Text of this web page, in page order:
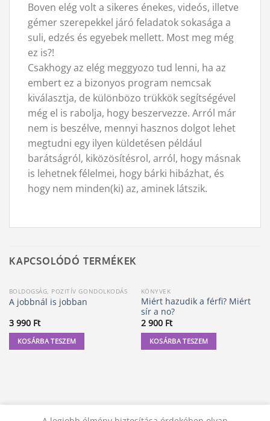
Boven elég volt a sikeres énekes, videós, illetve
gémer szerepekkel járó feladatok sokasága a
suli, edzés és egyebek mellett. Most meg még
ez is?!
Csakhogy az elég meggyozo tud lenni, ha az
embert ez a bizonyos program nemcsak
kiválasztja, de különbözo trükkök segítségével
még el is rabolja, hogy beszervezze. Arról már
nem is beszélve, mennyi hasznos dolgot lehet
megtudni egy ilyen küldetésen például
barátságról, kiközösítésrol, arról, hogy másnak
is lehetnek félelmei, hogy bárki hibázhat, és
hogy nem minden(ki) az, aminek látszik.
KAPCSOLÓDÓ TERMÉKEK
BOLDOGSÁG, POZITÍV GONDOLKODÁS
A jobbnál is jobban
3 990 Ft
KOSÁRBA TESZEM
KÖNYVEK
Miért hazudik a férfi? Miért
sír a no?
2 900 Ft
KOSÁRBA TESZEM